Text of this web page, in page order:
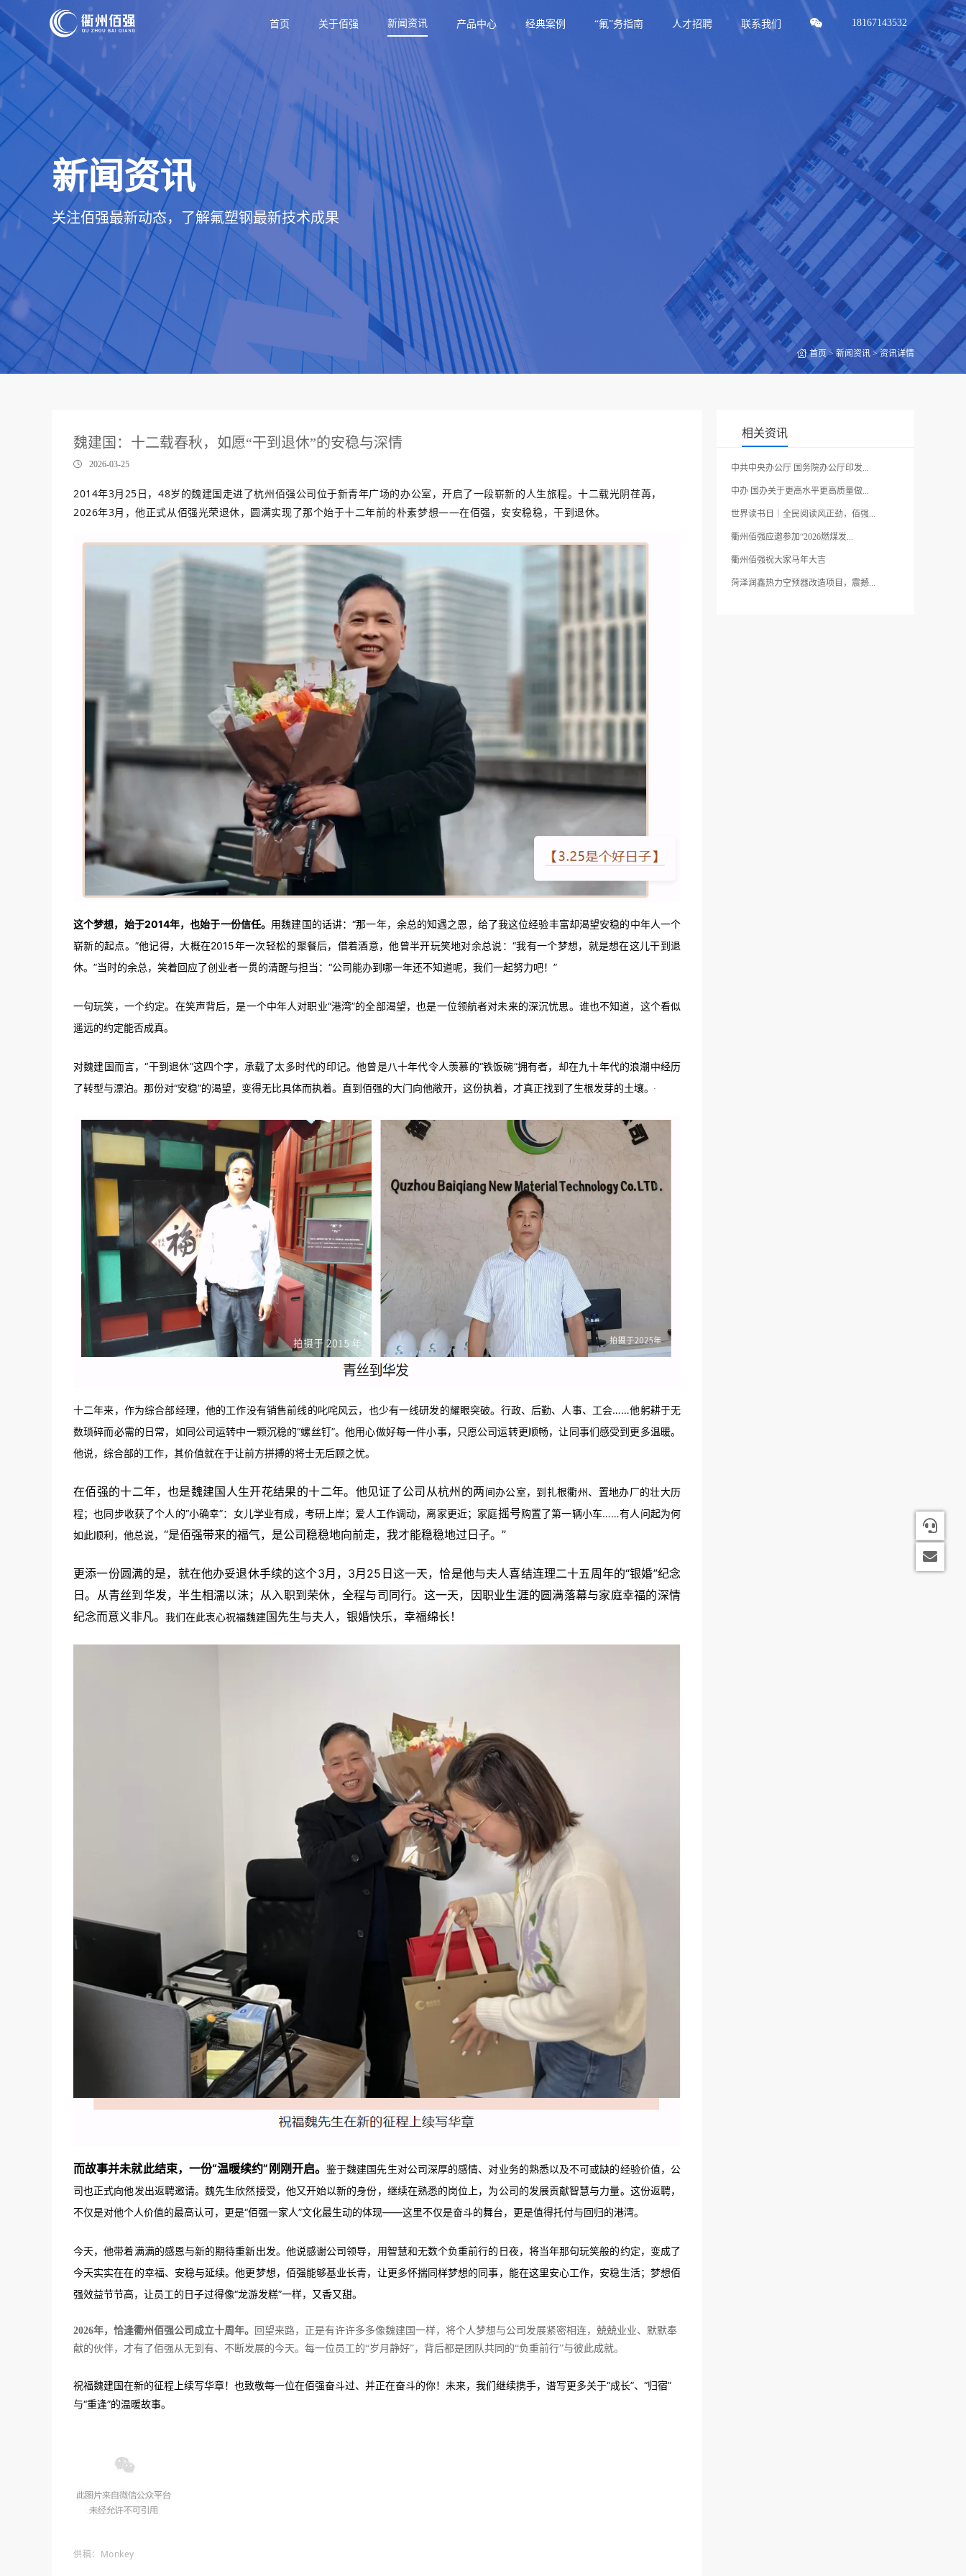
首页 关于佰强 新闻资讯 产品中心 经典案例 “氟”务指南 人才招聘 联系我们 18167143532
新闻资讯
关注佰强最新动态，了解氟塑钢最新技术成果
首页> 新闻资讯 > 资讯详情
魏建国：十二载春秋，如愿“干到退休”的安稳与深情
2026-03-25
2014年3月25日，48岁的魏建国走进了杭州佰强公司位于新青年广场的办公室，开启了一段崭新的人生旅程。十二载光阴荏苒，
2026年3月，他正式从佰强光荣退休，圆满实现了那个始于十二年前的朴素梦想——在佰强，安安稳稳，干到退休。
这个梦想，始于2014年，也始于一份信任。 用魏建国的话讲：“那一年，余总的知遇之恩，给了我这位经验丰富却渴望安稳的中年人一个
崭新的起点。”他记得，大概在2015年一次轻松的聚餐后，借着酒意，他曾半开玩笑地对余总说：“我有一个梦想，就是想在这儿干到退
休。”当时的余总，笑着回应了创业者一贯的清醒与担当：“公司能办到哪一年还不知道呢，我们一起努力吧！”
一句玩笑，一个约定。在笑声背后，是一个中年人对职业“港湾”的全部渴望，也是一位领航者对未来的深沉忧思。谁也不知道，这个看似
遥远的约定能否成真。
对魏建国而言，“干到退休”这四个字，承载了太多时代的印记。他曾是八十年代令人羡慕的“铁饭碗”拥有者，却在九十年代的浪潮中经历
了转型与漂泊。那份对“安稳”的渴望，变得无比具体而执着。直到佰强的大门向他敞开，这份执着，才真正找到了生根发芽的土壤。
十二年来，作为综合部经理，他的工作没有销售前线的叱咤风云，也少有一线研发的耀眼突破。行政、后勤、 人事、工会……他躬耕于无
数琐碎而必需的日常，如同公司运转中一颗沉稳的“螺丝钉”。他用心做好每一件小事，只愿公司运转更顺畅，让同事们感受到更多温暖。
他说，综合部的工作，其价值就在于让前方拼搏的将士无后顾之忧。
在佰强的十二年，也是魏建国人生开花结果的十二年。他见证了公司从杭州的两间办公室，到扎根衢州、置地办厂的壮大历
程；也同步收获了个人的“小确幸”：女儿学业有成，考研上岸；爱人工作调动，离家更近；家庭摇号购置了第一辆小车……有人问起为何
如此顺利，他总说， “是佰强带来的福气，是公司稳稳地向前走，我才能稳稳地过日子。”
更添一份圆满的是，就在他办妥退休手续的这个3月，3月25日这一天，恰是他与夫人喜结连理二十五周年的“银婚”纪念
日。
从青丝到华发，半生相濡以沫；从入职到荣休，全程与司同行。 这一天，因职业生涯的圆满落幕与家庭幸福的深情
纪念而意义非凡。 我们在此衷心祝福魏建国先生与夫人，银婚快乐，幸福绵长！
而故事并未就此结束，一份“温暖续约”刚刚开启。鉴于魏建国先生对公司深厚的感情、对业务的熟悉以及不可或缺的经验价值，公
司也正式向他发出返聘邀请。魏先生欣然接受，他又开始以新的身份，继续在熟悉的岗位上，为公司的发展贡献智慧与力量。这份返聘，
不仅是对他个人价值的最高认可，更是“佰强一家人”文化最生动的体现——这里不仅是奋斗的舞台，更是值得托付与回归的港湾。
今天，他带着满满的感恩与新的期待重新出发。他说感谢公司领导，用智慧和无数个负重前行的日夜，将当年那句玩笑般的约定，变成了
今天实实在在的幸福、安稳与延续。他更梦想，佰强能够基业长青，让更多怀揣同样梦想的同事，能在这里安心工作，安稳生活；梦想佰
强效益节节高，让员工的日子过得像“龙游发糕”一样，又香又甜。
2026年，恰逢衢州佰强公司成立十周年。
回望来路，正是有许许多多像魏建国一样，将个人梦想与公司发展紧密相连，兢兢业业、默默奉
献的伙伴，才有了佰强从无到有、不断发展的今天。每一位员工的“岁月静好”，背后都是团队共同的“负重前行”与彼此成就。
祝福魏建国在新的征程上续写华章！也致敬每一位在佰强奋斗过、并正在奋斗的你！未来，我们继续携手，谱写更多关于“成长”、“归宿”
与“重逢”的温暖故事。
供稿：Monkey
相关资讯
中共中央办公厅 国务院办公厅印发...
中办 国办关于更高水平更高质量做...
世界读书日｜全民阅读风正劲，佰强...
衢州佰强应邀参加“2026燃煤发...
衢州佰强祝大家马年大吉
菏泽润鑫热力空预器改造项目，震撼...